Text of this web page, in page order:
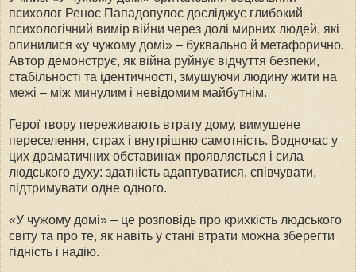
психолог Ренос Пападопулос досліджує глибокий
психологічний вимір війни через долі мирних людей, які
опинилися «у чужому домі» – буквально й метафорично.
Автор демонструє, як війна руйнує відчуття безпеки,
стабільності та ідентичності, змушуючи людину жити на
межі – між минулим і невідомим майбутнім.
Герої твору переживають втрату дому, вимушене
переселення, страх і внутрішню самотність. Водночас у
цих драматичних обставинах проявляється і сила
людського духу: здатність адаптуватися, співчувати,
підтримувати одне одного.
«У чужому домі» – це розповідь про крихкість людського
світу та про те, як навіть у стані втрати можна зберегти
гідність і надію.